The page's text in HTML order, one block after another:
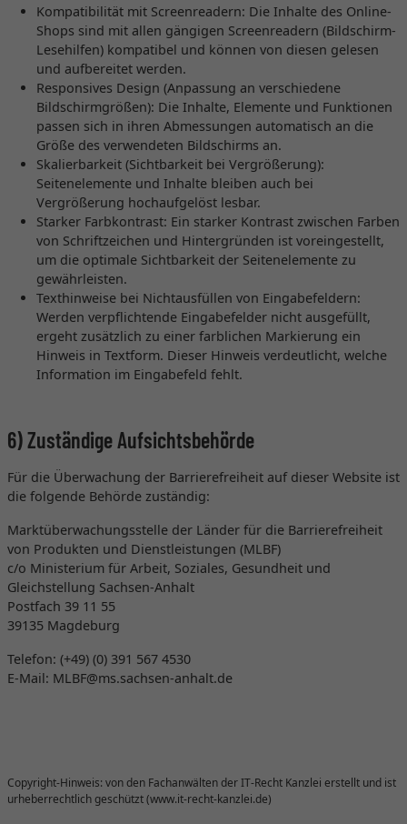
Kompatibilität mit Screenreadern: Die Inhalte des Online-
Shops sind mit allen gängigen Screenreadern (Bildschirm-
Lesehilfen) kompatibel und können von diesen gelesen
und aufbereitet werden.
Responsives Design (Anpassung an verschiedene
Bildschirmgrößen): Die Inhalte, Elemente und Funktionen
passen sich in ihren Abmessungen automatisch an die
Größe des verwendeten Bildschirms an.
Skalierbarkeit (Sichtbarkeit bei Vergrößerung):
Seitenelemente und Inhalte bleiben auch bei
Vergrößerung hochaufgelöst lesbar.
Starker Farbkontrast: Ein starker Kontrast zwischen Farben
von Schriftzeichen und Hintergründen ist voreingestellt,
um die optimale Sichtbarkeit der Seitenelemente zu
gewährleisten.
Texthinweise bei Nichtausfüllen von Eingabefeldern:
Werden verpflichtende Eingabefelder nicht ausgefüllt,
ergeht zusätzlich zu einer farblichen Markierung ein
Hinweis in Textform. Dieser Hinweis verdeutlicht, welche
Information im Eingabefeld fehlt.
6) Zuständige Aufsichtsbehörde
Für die Überwachung der Barrierefreiheit auf dieser Website ist
die folgende Behörde zuständig:
Marktüberwachungsstelle der Länder für die Barrierefreiheit
von Produkten und Dienstleistungen (MLBF)
c/o Ministerium für Arbeit, Soziales, Gesundheit und
Gleichstellung Sachsen-Anhalt
Postfach 39 11 55
39135 Magdeburg
Telefon: (+49) (0) 391 567 4530
E-​Mail: MLBF@ms.sachsen-​anhalt.de
Copyright-Hinweis: von den Fachanwälten der IT-Recht Kanzlei erstellt und ist
urheberrechtlich geschützt (www.it-recht-kanzlei.de)